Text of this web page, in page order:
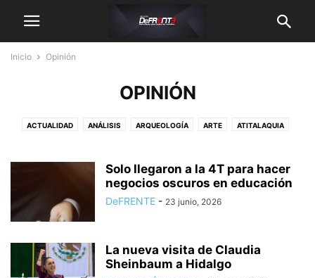
Inicio Opinión
OPINIÓN
ACTUALIDAD ANÁLISIS ARQUEOLOGÍA ARTE ATITALAQUIA
CONTACTO CULTURA
DENUNCIA CIUDADANA DEPORTE DERECHOS HUMANOS
DERECHS HUMANOS ECONOMÍA EDUCACIÓN
ELECCIONES 2024
HIDALGUENSES DESTACADOS HUMOR INTERNACIONAL JUSTICIA
MEDIO AMBIENTE MÉXICO MIGRACIÓN MINERAL DE LA REFORMA
Solo llegaron a la 4T para hacer
negocios oscuros en educación
DeFRENTE - 23 junio, 2026
La nueva visita de Claudia
Sheinbaum a Hidalgo